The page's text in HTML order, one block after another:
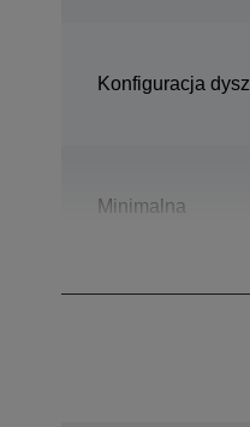
Konfiguracja dysz
Minimalna